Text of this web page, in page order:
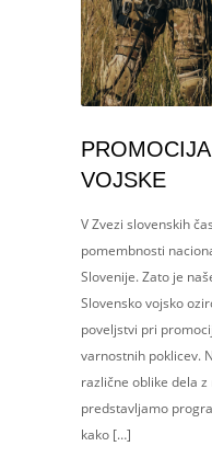
VOJSKE
V Zvezi slovenskih
pomembnosti
Slovenije. Zato je
Slovensko vojsko
poveljstvi pri
varnostnih poklicev.
različne oblike dela
predstavljamo
kako […]